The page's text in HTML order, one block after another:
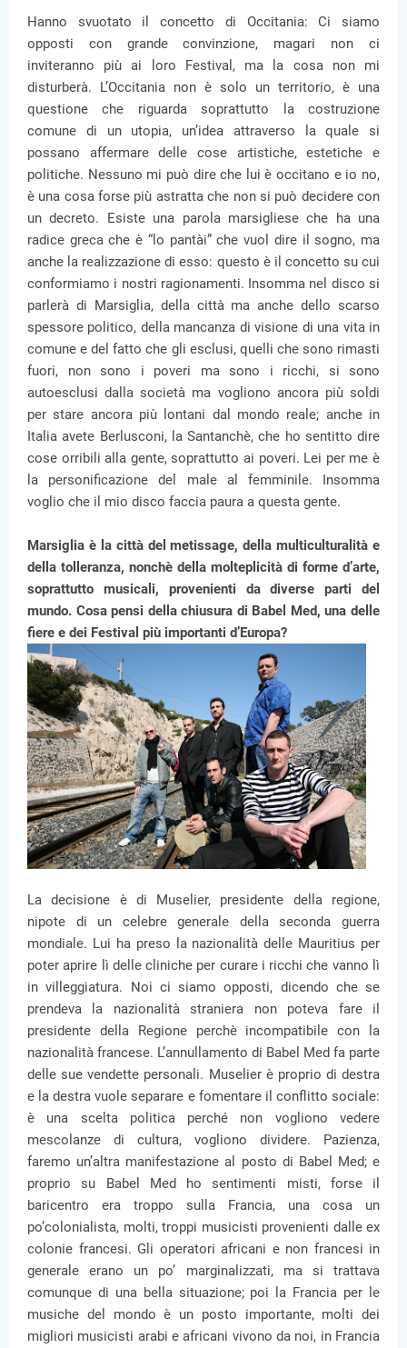
Hanno svuotato il concetto di Occitania: Ci siamo
opposti con grande convinzione, magari non ci
inviteranno più ai loro Festival, ma la cosa non mi
disturberà. L’Occitania non è solo un territorio, è una
questione che riguarda soprattutto la costruzione
comune di un utopia, un’idea attraverso la quale si
possano affermare delle cose artistiche, estetiche e
politiche. Nessuno mi può dire che lui è occitano e io no,
è una cosa forse più astratta che non si può decidere con
un decreto. Esiste una parola marsigliese che ha una
radice greca che è “lo pantài” che vuol dire il sogno, ma
anche la realizzazione di esso: questo è il concetto su cui
conformiamo i nostri ragionamenti. Insomma nel disco si
parlerà di Marsiglia, della città ma anche dello scarso
spessore politico, della mancanza di visione di una vita in
comune e del fatto che gli esclusi, quelli che sono rimasti
fuori, non sono i poveri ma sono i ricchi, si sono
autoesclusi dalla società ma vogliono ancora più soldi
per stare ancora più lontani dal mondo reale; anche in
Italia avete Berlusconi, la Santanchè, che ho sentitto dire
cose orribili alla gente, soprattutto ai poveri. Lei per me è
la personificazione del male al femminile. Insomma
voglio che il mio disco faccia paura a questa gente.
Marsiglia è la città del metissage, della multiculturalità e
della tolleranza, nonchè della molteplicità di forme d’arte,
soprattutto musicali, provenienti da diverse parti del
mundo. Cosa pensi della chiusura di Babel Med, una delle
fiere e dei Festival più importanti d’Europa?
La decisione è di Muselier, presidente della regione,
nipote di un celebre generale della seconda guerra
mondiale. Lui ha preso la nazionalità delle Mauritius per
poter aprire lì delle cliniche per curare i ricchi che vanno lì
in villeggiatura. Noi ci siamo opposti, dicendo che se
prendeva la nazionalità straniera non poteva fare il
presidente della Regione perchè incompatibile con la
nazionalità francese. L’annullamento di Babel Med fa parte
delle sue vendette personali. Muselier è proprio di destra
e la destra vuole separare e fomentare il conflitto sociale:
è una scelta politica perché non vogliono vedere
mescolanze di cultura, vogliono dividere. Pazienza,
faremo un’altra manifestazione al posto di Babel Med; e
proprio su Babel Med ho sentimenti misti, forse il
baricentro era troppo sulla Francia, una cosa un
po’colonialista, molti, troppi musicisti provenienti dalle ex
colonie francesi. Gli operatori africani e non francesi in
generale erano un po’ marginalizzati, ma si trattava
comunque di una bella situazione; poi la Francia per le
musiche del mondo è un posto importante, molti dei
migliori musicisti arabi e africani vivono da noi, in Francia